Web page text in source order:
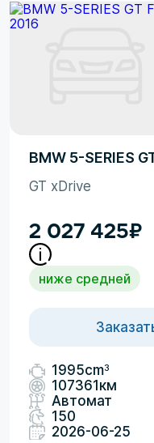
BMW 5-SERIES
GT xDrive
2 027 425₽
ниже средней
1995cm3
107361км
Автомат
150
2026-06-25